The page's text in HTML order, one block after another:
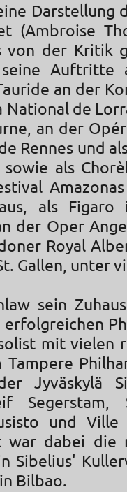
Darstellung
(Ambroise
von der Kritik
Auftritte
an der
de
an der
Rennes und
als
als
der Oper
Royal
Gallen, unter
sein
erfolgreichen
mit vielen
Jyväskylä
Segerstam,
und
war dabei die
Sibelius'
Bilbao.